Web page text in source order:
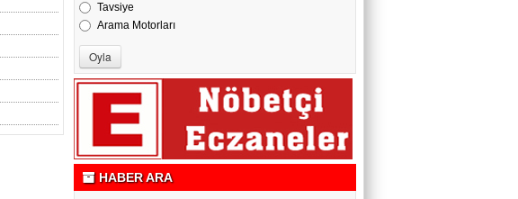
Tavsiye
Arama Motorları
HABER ARA